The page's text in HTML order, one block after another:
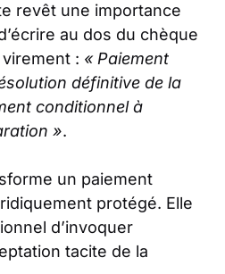
revêt une importance
au dos du chèque
: « Paiement
définitive de la
conditionnel à
».
un paiement
protégé. Elle
d’invoquer
tacite de la